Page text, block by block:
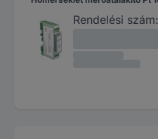
Rendelési szám: